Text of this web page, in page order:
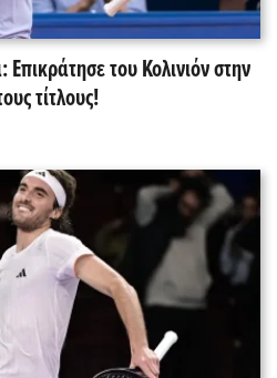
του Κολινιόν στην
τίτλους!